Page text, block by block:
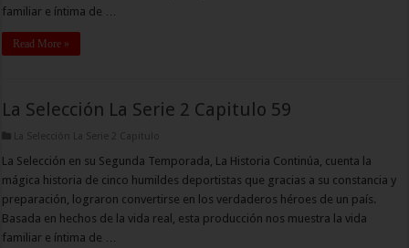
familiar e íntima de …
Read More »
La Selección La Serie 2 Capitulo 59
La Selección La Serie 2 Capitulo
La Selección en su Segunda Temporada, La Historia Continúa, cuenta la
mágica historia de cinco humildes deportistas que gracias a su constancia y
preparación, lograron convertirse en los verdaderos héroes de un país.
Basada en hechos de la vida real, esta producción nos muestra la vida
familiar e íntima de …